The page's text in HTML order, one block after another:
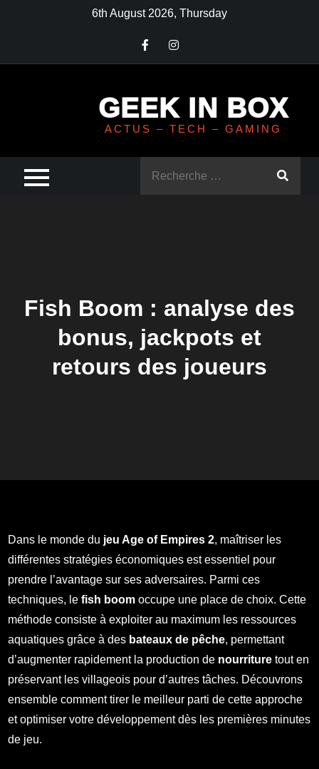
6th August 2026, Thursday
GEEK IN BOX
ACTUS – TECH – GAMING
Fish Boom : analyse des
bonus, jackpots et
retours des joueurs
Dans le monde du jeu Age of Empires 2, maîtriser les
différentes stratégies économiques est essentiel pour
prendre l’avantage sur ses adversaires. Parmi ces
techniques, lefish boom occupe une place de choix. Cette
méthode consiste à exploiter au maximum les ressources
aquatiques grâce à des bateaux de pêche, permettant
d’augmenter rapidement la production de nourriture tout en
préservant les villageois pour d’autres tâches. Découvrons
ensemble comment tirer le meilleur parti de cette approche
et optimiser votre développement dès les premières minutes
de jeu.